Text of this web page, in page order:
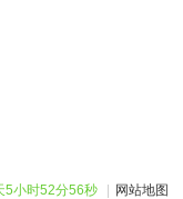
5小时52分56秒 | 网站地图